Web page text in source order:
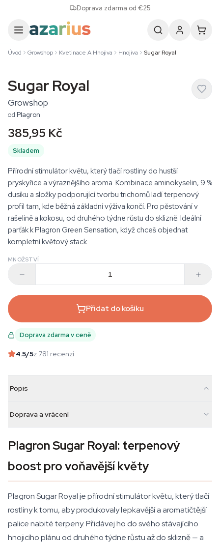
Doprava zdarma od €25
Úvod Growshop Kvetinace A Hnojiva Hnojiva Sugar Royal
Sugar Royal
Growshop
od Plagron
385,95 Kč
Skladem
Přírodní stimulátor květu, který tlačí rostliny do hustší
pryskyřice a výraznějšího aroma. Kombinace aminokyselin, 9 %
dusíku a složky podporující tvorbu trichomů ladí terpenový
profil tam, kde běžná základní výživa končí. Pro pěstování v
rašelině a kokosu, od druhého týdne růstu do sklizně. Ideální
parťák k Plagron Green Sensation, když chceš objednat
kompletní květový stack.
MNOŽSTVÍ
Přidat do košíku
Doprava zdarma v ceně
4.5/5z 781 recenzí
Popis
Doprava a vrácení
Plagron Sugar Royal: terpenový
boost pro voňavější květy
Plagron Sugar Royal je přírodní stimulátor květu, který tlačí
rostliny k tomu, aby produkovaly lepkavější a aromatičtější
palice nabité terpeny. Přidávej ho do svého stávajícího
hnojicího plánu od druhého týdne růstu až do sklizně — a